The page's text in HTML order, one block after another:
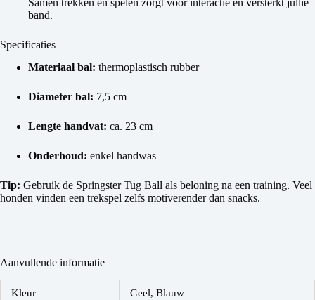
band.
Specificaties
Materiaal bal: thermoplastisch rubber
Diameter bal: 7,5 cm
Lengte handvat: ca. 23 cm
Onderhoud: enkel handwas
Tip: Gebruik de Springster Tug Ball als beloning na een training. Veel
honden vinden een trekspel zelfs motiverender dan snacks.
Aanvullende informatie
Kleur Geel, Blauw